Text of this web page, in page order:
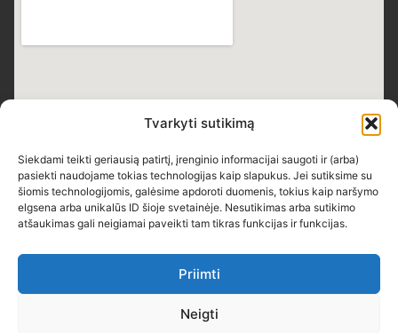
Tvarkyti sutikimą
Siekdami teikti geriausią patirtį, įrenginio informacijai saugoti ir (arba)
pasiekti naudojame tokias technologijas kaip slapukus. Jei sutiksime su
šiomis technologijomis, galėsime apdoroti duomenis, tokius kaip naršymo
elgsena arba unikalūs ID šioje svetainėje. Nesutikimas arba sutikimo
atšaukimas gali neigiamai paveikti tam tikras funkcijas ir funkcijas.
Priimti
Neigti